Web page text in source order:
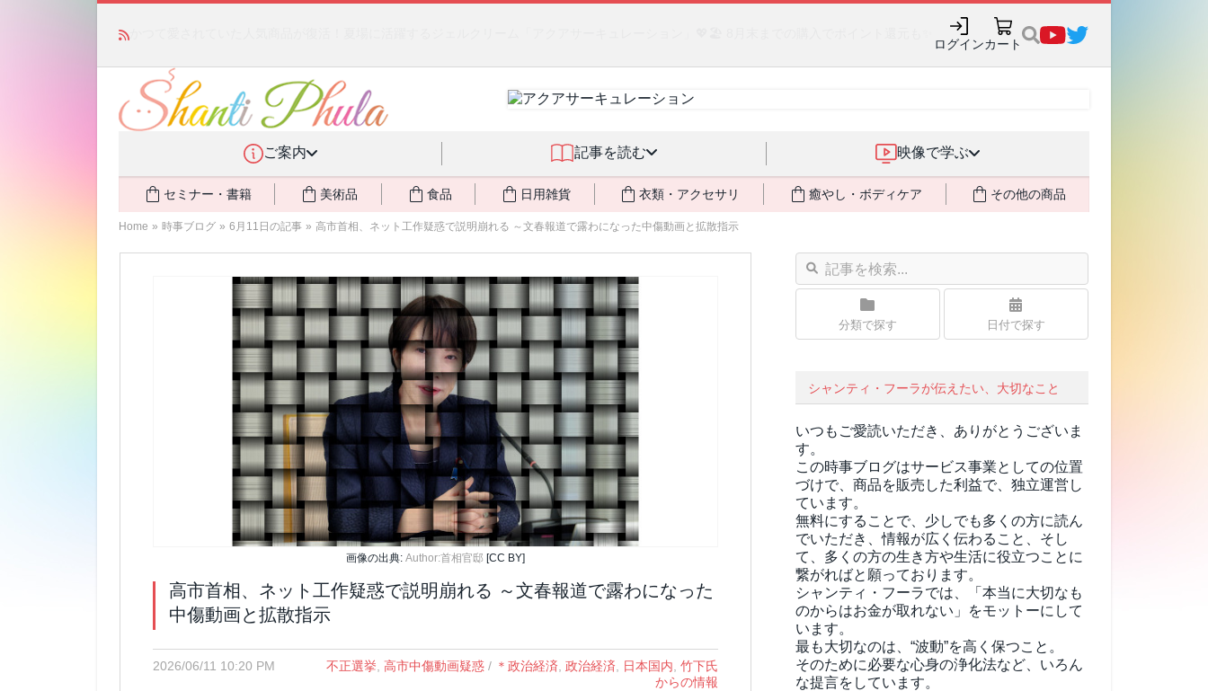
ログインカート
ご案内 記事を読む 映像で学ぶ
セミナー・書籍 美術品 食品 日用雑貨 衣類・アクセサリ 癒やし・ボディケア その他の商品
Home » 時事ブログ » 6月11日の記事 » 高市首相、ネット工作疑惑で説明崩れる ～文春報道で露わになった中傷動画と拡散指示
画像の出典: Author:首相官邸 [CC BY]
高市首相、ネット工作疑惑で説明崩れる ～文春報道で露わになった
中傷動画と拡散指示
2026/06/11 10:20 PM 不正選挙 高市中傷動画疑惑/ ＊政治経済 政治経済 日本国内 竹下氏
からの情報
分類で探す 日付で探す
シャンティ・フーラが伝えたい、大切なこと
いつもご愛読いただき、ありがとうございま
す。
この時事ブログはサービス事業としての位置
づけで、商品を販売した利益で、独立運営し
ています。
無料にすることで、少しでも多くの方に読ん
でいただき、情報が広く伝わること、そし
て、 多くの方の生き方や生活に役立つことに
繋がればと願っております。
シャンティ・フーラでは、「本当に大切なも
のからはお金が取れない」をモットーにして
います。
最も大切なのは、“波動”を高く保つこと。
そのために必要な心身の浄化法など、いろん
な提言をしています。